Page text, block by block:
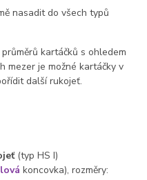
nasadit do všech typů
kartáčků s ohledem
mezer je možné kartáčky v
další rukojeť.
(typ HS I)
koncovka), rozměry: